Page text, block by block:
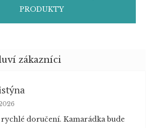
PRODUKTY
obchodu je 5 z 5 hvězdiček.
doručení. Kamarádka bude